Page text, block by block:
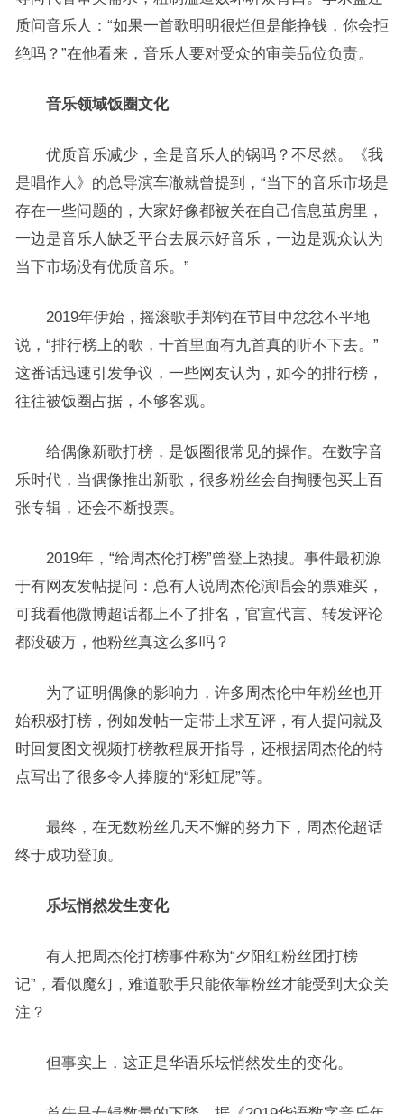
质问音乐人：“如果一首歌明明很烂但是能挣钱，你会拒
绝吗？”在他看来，音乐人要对受众的审美品位负责。
音乐领域饭圈文化
优质音乐减少，全是音乐人的锅吗？不尽然。《我
是唱作人》的总导演车澈就曾提到，“当下的音乐市场是
存在一些问题的，大家好像都被关在自己信息茧房里，
一边是音乐人缺乏平台去展示好音乐，一边是观众认为
当下市场没有优质音乐。”
2019年伊始，摇滚歌手郑钧在节目中忿忿不平地
说，“排行榜上的歌，十首里面有九首真的听不下去。”
这番话迅速引发争议，一些网友认为，如今的排行榜，
往往被饭圈占据，不够客观。
给偶像新歌打榜，是饭圈很常见的操作。在数字音
乐时代，当偶像推出新歌，很多粉丝会自掏腰包买上百
张专辑，还会不断投票。
2019年，“给周杰伦打榜”曾登上热搜。事件最初源
于有网友发帖提问：总有人说周杰伦演唱会的票难买，
可我看他微博超话都上不了排名，官宣代言、转发评论
都没破万，他粉丝真这么多吗？
为了证明偶像的影响力，许多周杰伦中年粉丝也开
始积极打榜，例如发帖一定带上求互评，有人提问就及
时回复图文视频打榜教程展开指导，还根据周杰伦的特
点写出了很多令人捧腹的“彩虹屁”等。
最终，在无数粉丝几天不懈的努力下，周杰伦超话
终于成功登顶。
乐坛悄然发生变化
有人把周杰伦打榜事件称为“夕阳红粉丝团打榜
记”，看似魔幻，难道歌手只能依靠粉丝才能受到大众关
注？
但事实上，这正是华语乐坛悄然发生的变化。